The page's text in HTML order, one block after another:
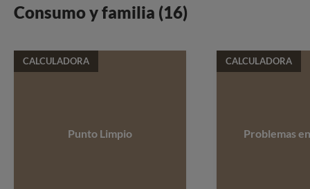
Consumo y familia (16)
CALCULADORA
Punto Limpio
CALCULADORA
Problemas